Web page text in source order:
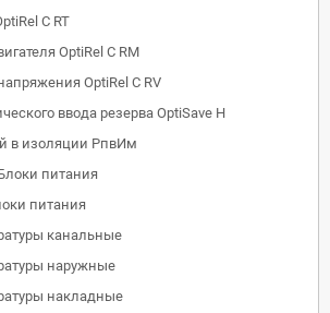
С RT
OptiRel С RM
OptiRel C RV
ввода резерва OptiSave H
в изоляции РпвИм
питания
питания
канальные
наружные
накладные